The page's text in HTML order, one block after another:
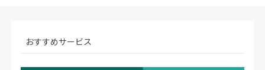
おすすめサービス